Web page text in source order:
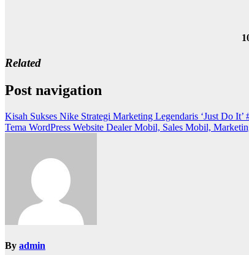
Related
Post navigation
Kisah Sukses Nike Strategi Marketing Legendaris ‘Just Do It’
Tema WordPress Website Dealer Mobil, Sales Mobil,
By admin